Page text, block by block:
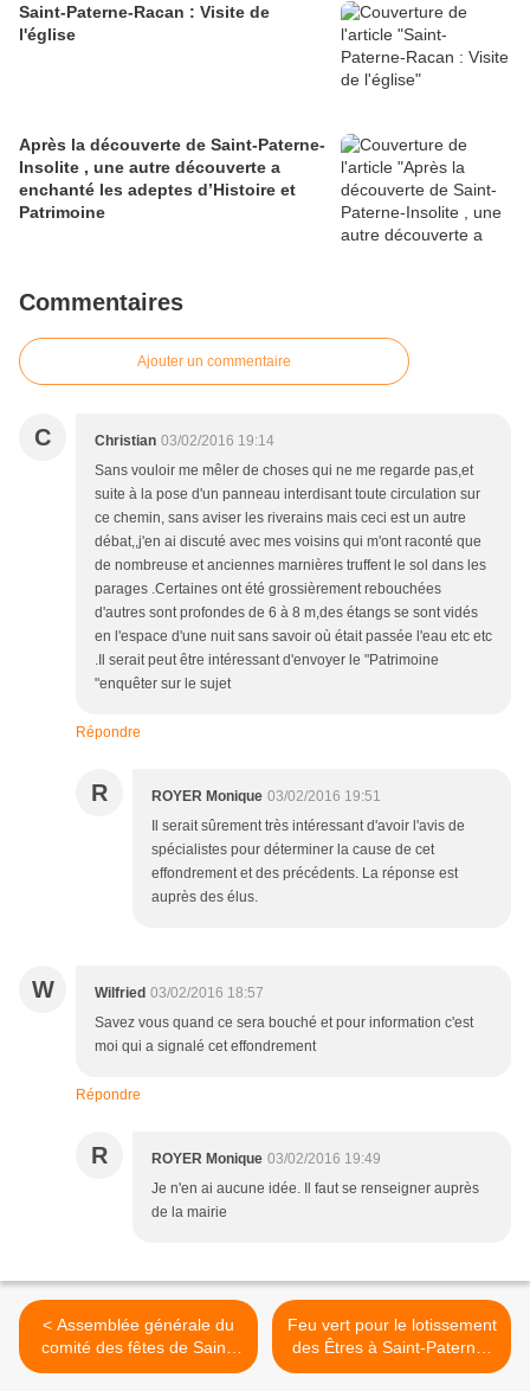
Saint-Paterne-Racan : Visite de
l'église
Après la découverte de Saint-Paterne-
Insolite , une autre découverte a
enchanté les adeptes d’Histoire et
Patrimoine
Commentaires
Ajouter un commentaire
C Christian 03/02/2016 19:14
Sans vouloir me mêler de choses qui ne me regarde pas,et
suite à la pose d'un panneau interdisant toute circulation sur
ce chemin, sans aviser les riverains mais ceci est un autre
débat,,j'en ai discuté avec mes voisins qui m'ont raconté que
de nombreuse et anciennes marnières truffent le sol dans les
parages .Certaines ont été grossièrement rebouchées
d'autres sont profondes de 6 à 8 m,des étangs se sont vidés
en l'espace d'une nuit sans savoir où était passée l'eau etc etc
.Il serait peut être intéressant d'envoyer le "Patrimoine
"enquêter sur le sujet
Répondre
R ROYER Monique 03/02/2016 19:51
Il serait sûrement très intéressant d'avoir l'avis de
spécialistes pour déterminer la cause de cet
effondrement et des précédents. La réponse est
auprès des élus.
W Wilfried 03/02/2016 18:57
Savez vous quand ce sera bouché et pour information c'est
moi qui a signalé cet effondrement
Répondre
R ROYER Monique 03/02/2016 19:49
Je n'en ai aucune idée. Il faut se renseigner auprès
de la mairie
< Assemblée générale du
comité des fêtes de Saint-
Christophe
Feu vert pour le lotissement
des Êtres à Saint-Paterne-
Racan >